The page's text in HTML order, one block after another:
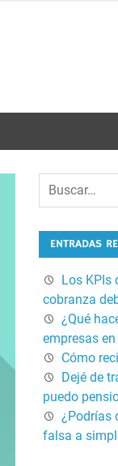
ENTRADAS
Los KPIs
cobranza
¿Qué
empresas
Cómo
Dejé de
puedo
¿Podrías
falsa a